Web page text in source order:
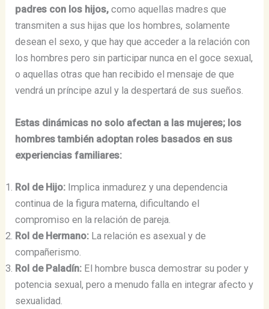
padres con los hijos, como aquellas madres que
transmiten a sus hijas que los hombres, solamente
desean el sexo, y que hay que acceder a la relación con
los hombres pero sin participar nunca en el goce sexual,
o aquellas otras que han recibido el mensaje de que
vendrá un príncipe azul y la despertará de sus sueños.
Estas dinámicas no solo afectan a las mujeres; los
hombres también adoptan roles basados en sus
experiencias familiares:
Rol de Hijo: Implica inmadurez y una dependencia
continua de la figura materna, dificultando el
compromiso en la relación de pareja.
Rol de Hermano: La relación es asexual y de
compañerismo.
Rol de Paladín: El hombre busca demostrar su poder y
potencia sexual, pero a menudo falla en integrar afecto y
sexualidad.